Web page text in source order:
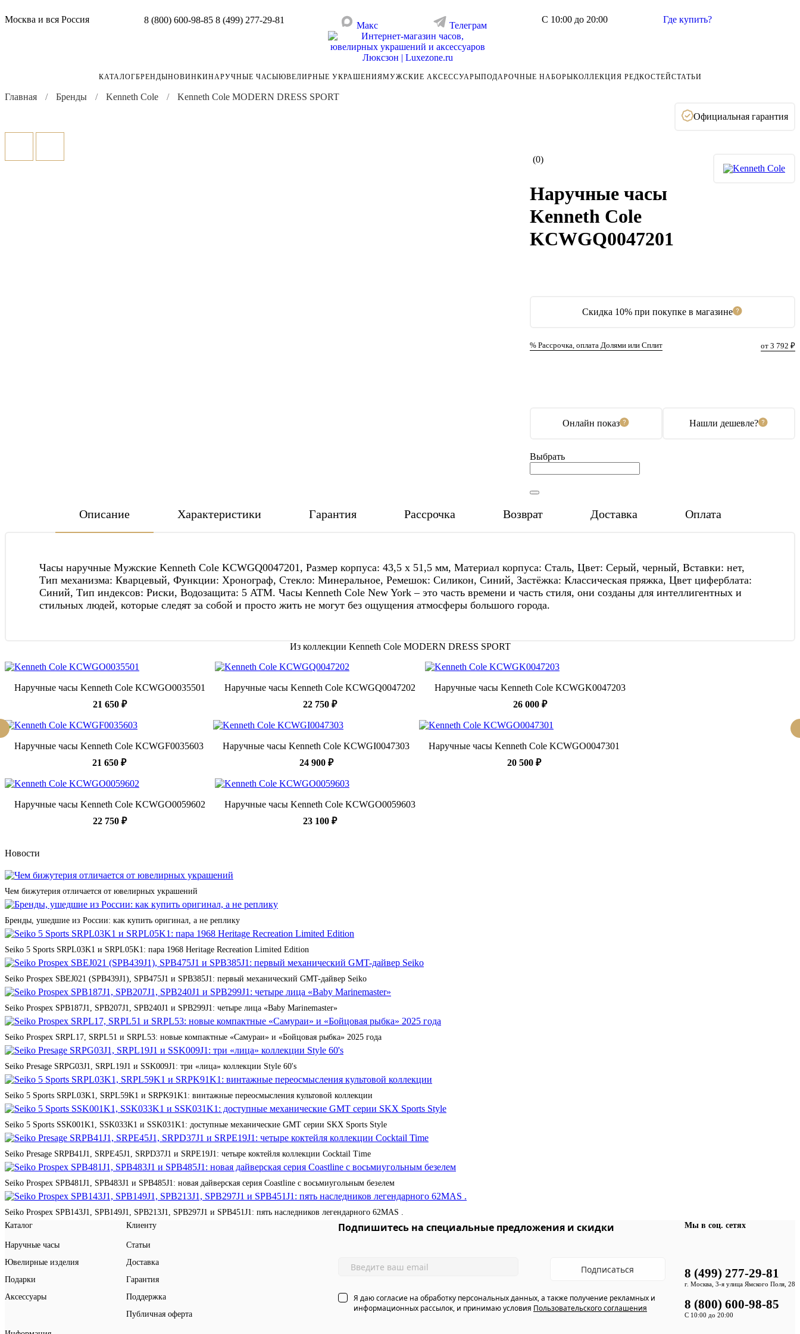
Москва и вся Россия 8 (800) 600-98-85 8 (499) 277-29-81
Макс Телеграм
С 10:00 до 20:00 Где купить?
КАТАЛОГБРЕНДЫНОВИНКИНАРУЧНЫЕ ЧАСЫЮВЕЛИРНЫЕ УКРАШЕНИЯМУЖСКИЕ АКСЕССУАРЫПОДАРОЧНЫЕ НАБОРЫКОЛЛЕКЦИЯ РЕДКОСТЕЙСТАТЬИ
Главная Бренды Kenneth Cole
Kenneth Cole MODERN DRESS SPORT
Официальная гарантия
(0)
Скидка 10% при покупке в магазине
% Рассрочка, оплата Долями или Сплит от 3 792 ₽
Наручные часы
Kenneth Cole
KCWGQ0047201
Онлайн показ Нашли дешевле?
Выбрать
Описание Характеристики Гарантия Рассрочка Возврат Доставка Оплата
Часы наручные Мужские Kenneth Cole KCWGQ0047201, Размер корпуса: 43,5 х 51,5 мм, Материал корпуса: Сталь, Цвет: Серый, черный, Вставки: нет,
Тип механизма: Кварцевый, Функции: Хронограф, Стекло: Минеральное, Ремешок: Силикон, Синий, Застёжка: Классическая пряжка, Цвет циферблата:
Синий, Тип индексов: Риски, Водозащита: 5 ATM. Часы Kenneth Cole New York – это часть времени и часть стиля, они созданы для интеллигентных и
стильных людей, которые следят за собой и просто жить не могут без ощущения атмосферы большого города.
Из коллекции Kenneth Cole MODERN DRESS SPORT
Наручные часы Kenneth Cole KCWGO0035501
21 650 ₽
Наручные часы Kenneth Cole KCWGQ0047202
22 750 ₽
Наручные часы Kenneth Cole KCWGK0047203
26 000 ₽
Наручные часы Kenneth Cole KCWGF0035603
21 650 ₽
Наручные часы Kenneth Cole KCWGI0047303
24 900 ₽
Наручные часы Kenneth Cole KCWGO0047301
20 500 ₽
Наручные часы Kenneth Cole KCWGO0059602
22 750 ₽
Наручные часы Kenneth Cole KCWGO0059603
23 100 ₽
Новости
Чем бижутерия отличается от ювелирных украшений
Бренды, ушедшие из России: как купить оригинал, а не реплику
Seiko 5 Sports SRPL03K1 и SRPL05K1: пара 1968 Heritage Recreation Limited Edition
Seiko Prospex SBEJ021 (SPB439J1), SPB475J1 и SPB385J1: первый механический GMT-дайвер Seiko
Seiko Prospex SPB187J1, SPB207J1, SPB240J1 и SPB299J1: четыре лица «Baby Marinemaster»
Seiko Prospex SRPL17, SRPL51 и SRPL53: новые компактные «Самураи» и «Бойцовая рыбка» 2025 года
Seiko Presage SRPG03J1, SRPL19J1 и SSK009J1: три «лица» коллекции Style 60's
Seiko 5 Sports SRPL03K1, SRPL59K1 и SRPK91K1: винтажные переосмысления культовой коллекции
Seiko 5 Sports SSK001K1, SSK033K1 и SSK031K1: доступные механические GMT серии SKX Sports Style
Seiko Presage SRPB41J1, SRPE45J1, SRPD37J1 и SRPE19J1: четыре коктейля коллекции Cocktail Time
Seiko Prospex SPB481J1, SPB483J1 и SPB485J1: новая дайверская серия Coastline с восьмиугольным безелем
Seiko Prospex SPB143J1, SPB149J1, SPB213J1, SPB297J1 и SPB451J1: пять наследников легендарного 62MAS .
Каталог
Наручные часы
Ювелирные изделия
Подарки
Аксессуары
Клиенту
Статьи
Доставка
Гарантия
Поддержка
Публичная оферта
Подпишитесь на специальные предложения и скидки
Подписаться
Я даю согласие на обработку персональных данных, а также получение рекламных и
информационных рассылок, и принимаю условия Пользовательского соглашения
Мы в соц. сетях
8 (499) 277-29-81
г. Москва, 3-я улица Ямского Поля, 28
8 (800) 600-98-85
С 10:00 до 20:00